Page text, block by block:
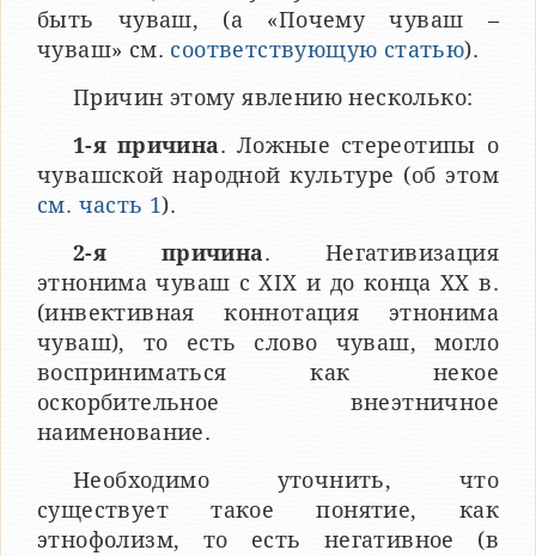
быть чуваш, (а «Почему чуваш –
чуваш» см. соответствующую статью).
Причин этому явлению несколько:
1-я причина. Ложные стереотипы о
чувашской народной культуре (об этом
см. часть 1).
2-я причина. Негативизация
этнонима чуваш с XIX и до конца ХХ в.
(инвективная коннотация этнонима
чуваш), то есть слово чуваш, могло
восприниматься как некое
оскорбительное внеэтничное
наименование.
Необходимо уточнить, что
существует такое понятие, как
этнофолизм, то есть негативное (в